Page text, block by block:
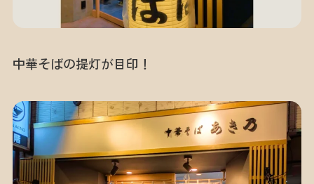
中華そばの提灯が目印！